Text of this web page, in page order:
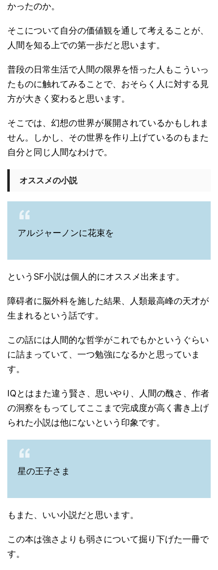
かったのか。
そこについて自分の価値観を通して考えることが、
人間を知る上での第一歩だと思います。
普段の日常生活で人間の限界を悟った人もこういっ
たものに触れてみることで、おそらく人に対する見
方が大きく変わると思います。
そこでは、幻想の世界が展開されているかもしれま
せん。しかし、その世界を作り上げているのもまた
自分と同じ人間なわけで。
オススメの小説
アルジャーノンに花束を
というSF小説は個人的にオススメ出来ます。
障碍者に脳外科を施した結果、人類最高峰の天才が
生まれるという話です。
この話には人間的な哲学がこれでもかというぐらい
に詰まっていて、一つ勉強になるかと思っていま
す。
IQとはまた違う賢さ、思いやり、人間の醜さ、作者
の洞察をもってしてここまで完成度が高く書き上げ
られた小説は他にないという印象です。
星の王子さま
もまた、いい小説だと思います。
この本は強さよりも弱さについて掘り下げた一冊で
す。